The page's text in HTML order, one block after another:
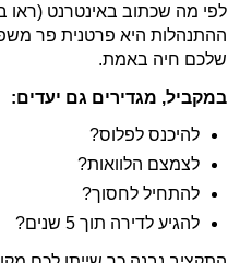
לפי מה שכתוב באינטרנט
ההתנהלות היא פרטנית פר
שלכם חיה באמת.
במקביל, מגדירים גם יעדים:
להיכנס לפלוס?
לצמצם הלוואות?
להתחיל לחסוך?
להגיע לדירה תוך 5 שנים?